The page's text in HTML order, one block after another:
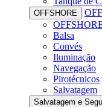
OFFSHORE
Balsa
Convés
Iluminação
Navegação
Pirotécnicos
Salvatagem
Salvatagem e